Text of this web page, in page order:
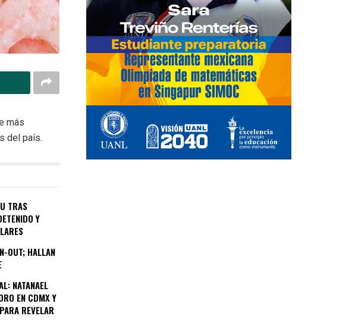
más
del país.
TRAS
Y
OUT; HALLAN
NATANAEL
EN CDMX Y
REVELAR